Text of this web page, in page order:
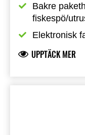
Bakre
fiskespö/
Elektronisk
UPPTÄCK MER